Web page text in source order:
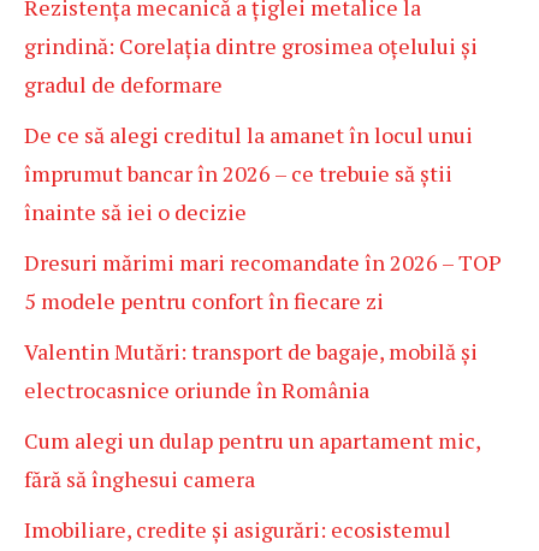
Rezistența mecanică a țiglei metalice la
grindină: Corelația dintre grosimea oțelului și
gradul de deformare
De ce să alegi creditul la amanet în locul unui
împrumut bancar în 2026 – ce trebuie să știi
înainte să iei o decizie
Dresuri mărimi mari recomandate în 2026 – TOP
5 modele pentru confort în fiecare zi
Valentin Mutări: transport de bagaje, mobilă și
electrocasnice oriunde în România
Cum alegi un dulap pentru un apartament mic,
fără să înghesui camera
Imobiliare, credite și asigurări: ecosistemul